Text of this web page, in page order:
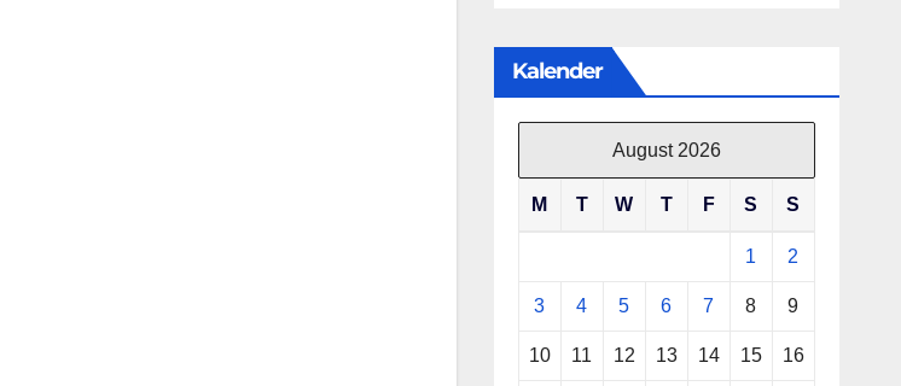
Kalender
August 2026
M T W T F S S
1 2
3 4 5 6 7 8 9
10 11 12 13 14 15 16